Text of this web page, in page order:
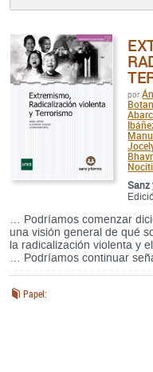
por
Nociti
Sanz
… Podríamos comenzar
una visión general de qué
la radicalización violenta y
… Podríamos continuar
Papel: